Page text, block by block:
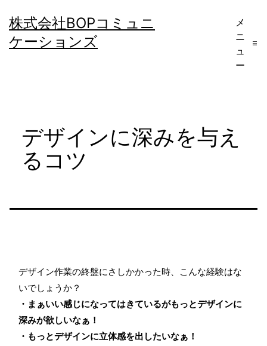
ン
テ
株式会社BOPコミュニ
ケーションズ
メ
ニ
ュ
ー
デザインに深みを与え
るコツ
デザイン作業の終盤にさしかかった時、こんな経験はな
いでしょうか？
・まぁいい感じになってはきているがもっとデザインに
深みが欲しいなぁ！
・もっとデザインに立体感を出したいなぁ！